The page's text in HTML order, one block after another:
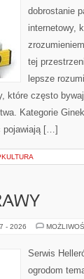
dobrostanie
internetowy,
tej
lepsze
które często
Kategorie
pojawiają […]
- 2026
Serwis
ogrodom